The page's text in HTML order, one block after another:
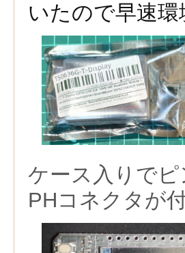
いたので早速
ケース入りで
PHコネクタが